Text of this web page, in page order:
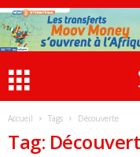
Accueil Tags Découverte
Tag: